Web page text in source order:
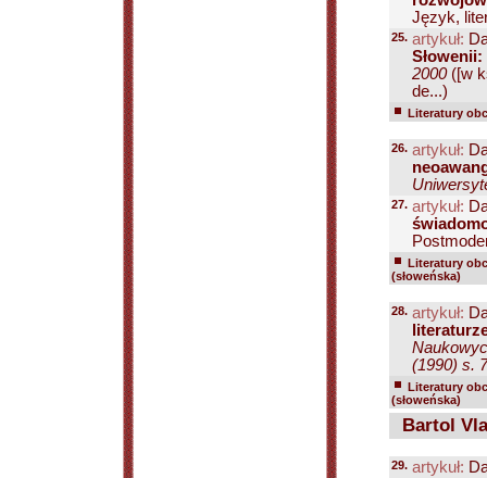
Język,
25. artykuł:
2000 ([w
de...)
Literatury
26. artykuł:
27. artykuł:
Literatury
(słoweńska)
28. artykuł:
(1990) s.
Literatury
(słoweńska)
Bartol
29. artykuł: